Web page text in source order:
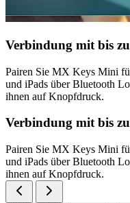
Verbindung mit bis
Pairen Sie MX Keys Mini
und iPads über Bluetooth
ihnen auf Knopfdruck.
Verbindung mit bis
Pairen Sie MX Keys Mini
und iPads über Bluetooth
ihnen auf Knopfdruck.